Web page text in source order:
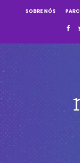
SOBRE NÓS